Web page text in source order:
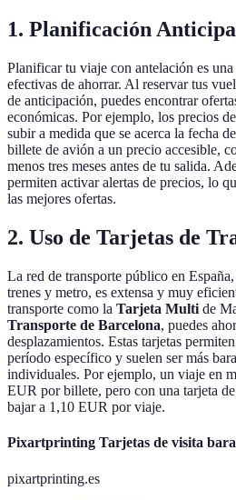
1. Planificación
Planificar tu viaje con antelación es una
efectivas de ahorrar. Al reservar tus
de anticipación, puedes encontrar
económicas. Por ejemplo, los precios
subir a medida que se acerca la fecha
billete de avión a un precio accesible,
menos tres meses antes de tu salida.
permiten activar alertas de precios, lo
las mejores ofertas.
2. Uso de Tarjetas de
La red de transporte público en
trenes y metro, es extensa y muy
transporte como la Tarjeta Multi de
Transporte de Barcelona, puedes
desplazamientos. Estas tarjetas
período específico y suelen ser más
individuales. Por ejemplo, un viaje en
EUR por billete, pero con una tarjeta
bajar a 1,10 EUR por viaje.
Pixartprinting Tarjetas de visita
pixartprinting.es